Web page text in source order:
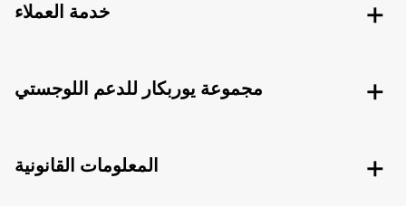
خدمة العملاء
مجموعة يوربكار للدعم اللوجستي
المعلومات القانونية